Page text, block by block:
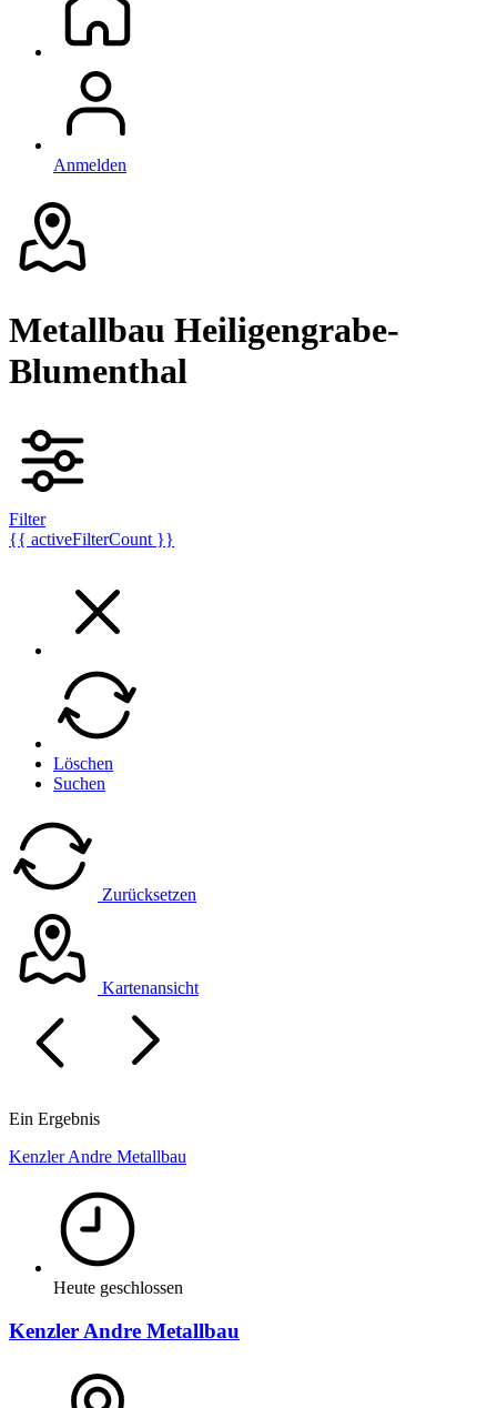
Anmelden
Metallbau Heiligengrabe-
Blumenthal
Filter
{{ activeFilterCount }}
Löschen
Suchen
Zurücksetzen
Kartenansicht
Ein Ergebnis
Kenzler Andre Metallbau
Heute geschlossen
Kenzler Andre Metallbau